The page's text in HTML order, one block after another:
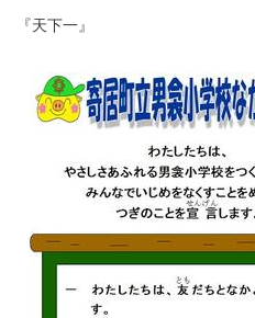
『天下一』